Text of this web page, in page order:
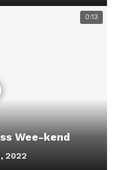
0:13
Wee-kend
2022